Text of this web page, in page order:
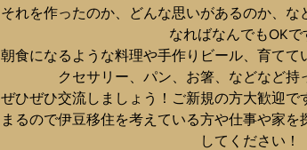
それを作ったのか、どんな思いがあるのか、
なればなんでもOKで
朝食になるような料理や手作りビール、育てて
クセサリー、パン、お箸、などなど持
ぜひぜひ交流しましょう！ご新規の方大歓迎で
まるので伊豆移住を考えている方や仕事や家